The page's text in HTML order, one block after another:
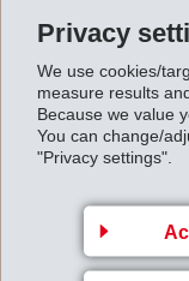
Privacy
We use cookies/
measure results
Because we value
You can change/
"Privacy settings".
Business
GRIVORY